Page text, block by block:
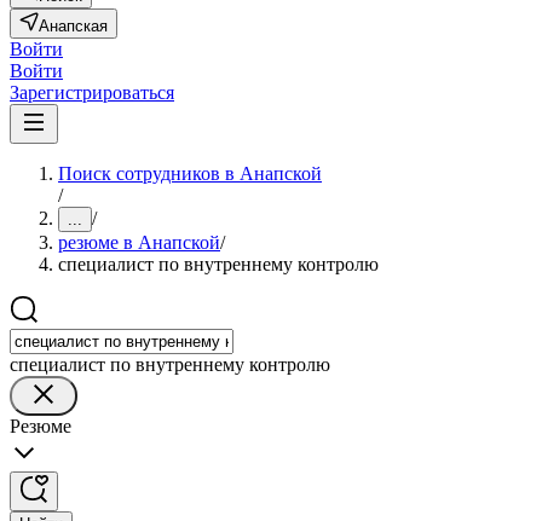
Анапская
Войти
Войти
Зарегистрироваться
Поиск сотрудников в Анапской
/
... /
резюме в Анапской/
специалист по внутреннему контролю
специалист по внутреннему контролю
Резюме